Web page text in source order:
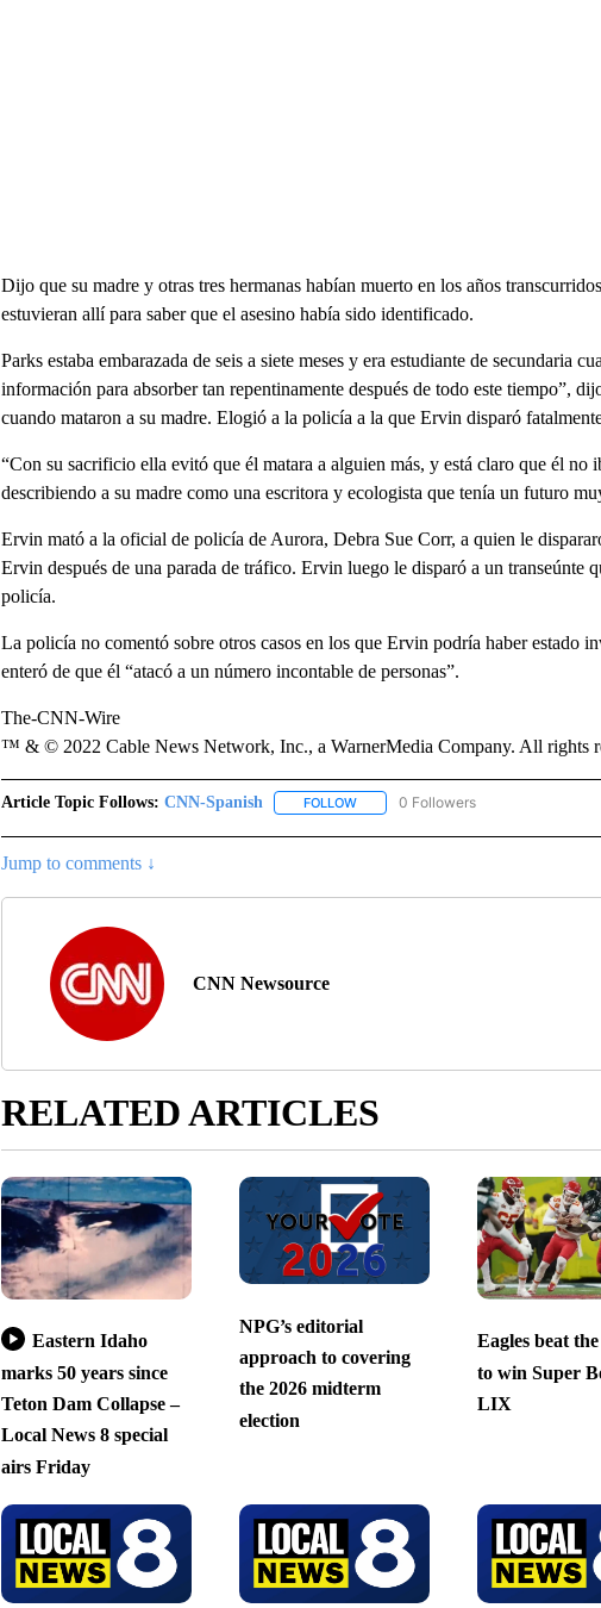
Dijo que su madre y otras tres hermanas habían muerto en los años
estuvieran allí para saber que el asesino había sido identificado.
Parks estaba embarazada de seis a siete meses y era estudiante de secundaria
información para absorber tan repentinamente después de todo este tiempo”,
cuando mataron a su madre. Elogió a la policía a la que Ervin disparó
“Con su sacrificio ella evitó que él matara a alguien más, y está claro que él no
describiendo a su madre como una escritora y ecologista que tenía un futuro
Ervin mató a la oficial de policía de Aurora, Debra Sue Corr, a quien le
Ervin después de una parada de tráfico. Ervin luego le disparó a un transeúnte
policía.
La policía no comentó sobre otros casos en los que Ervin podría haber estado
enteró de que él “atacó a un número incontable de personas”.
The-CNN-Wire
™ & © 2022 Cable News Network, Inc., a WarnerMedia Company. All rights
Article Topic Follows: CNN-Spanish FOLLOWFOLLOW "CNN-SPANISH" TO RECEIVE
0 Followers
Jump to comments ↓
CNN Newsource
RELATED ARTICLES
Eastern Idaho
marks 50 years since
Teton Dam Collapse –
Local News 8 special
airs Friday
NPG’s editorial
approach to covering
the 2026 midterm
election
Eagles beat
to win Super
LIX